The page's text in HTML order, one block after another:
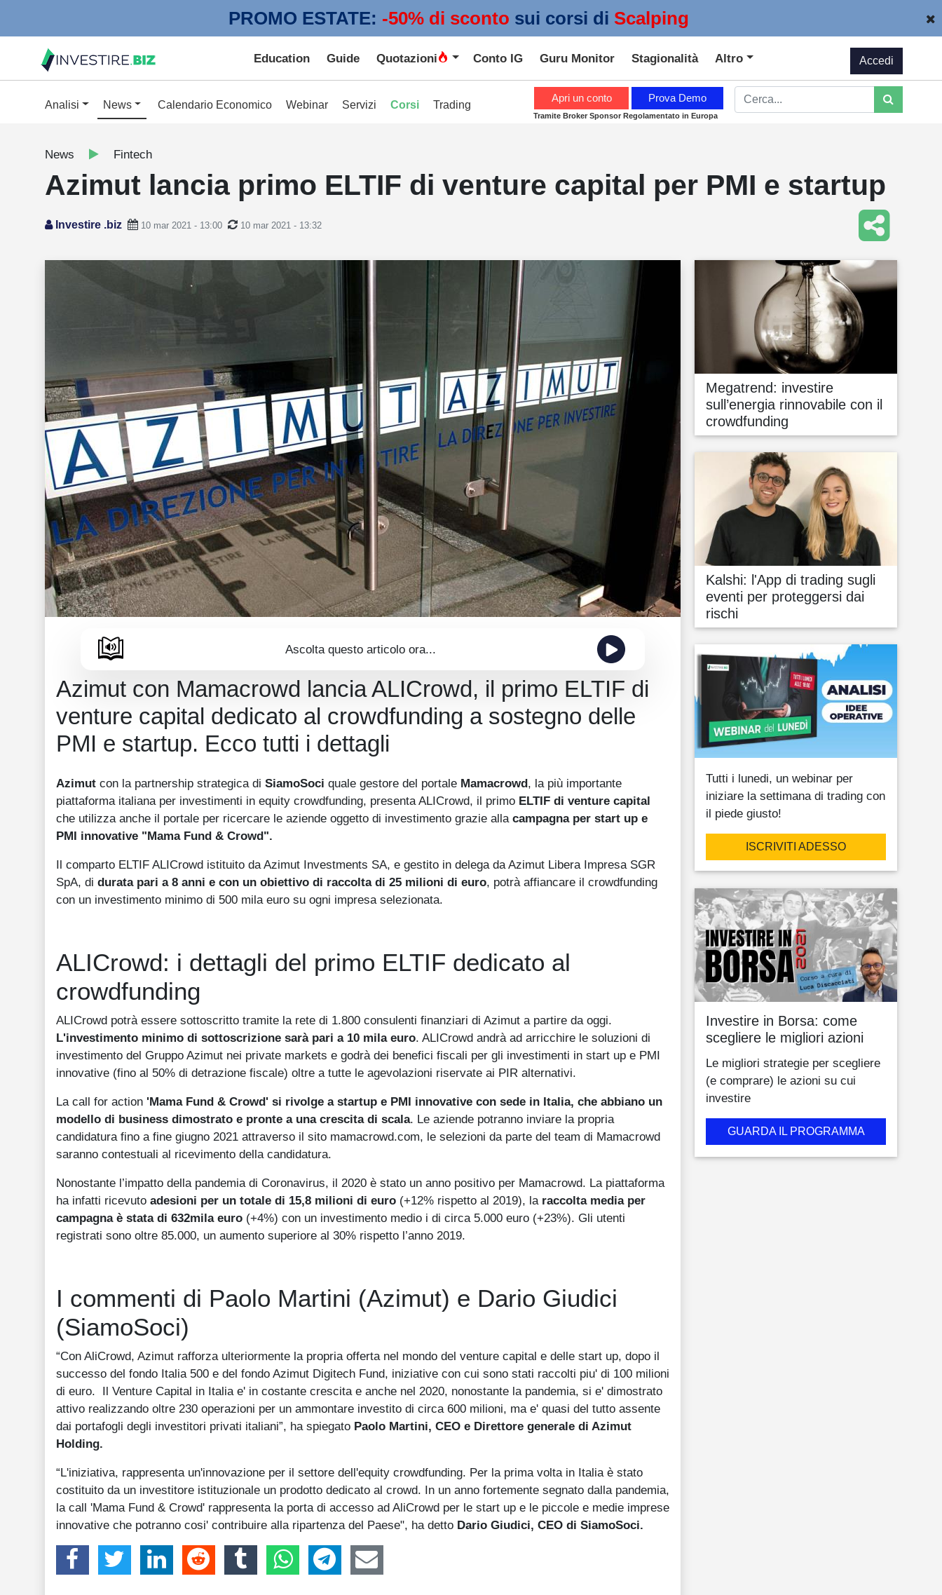
PROMO ESTATE: -50% di sconto sui corsi di Scalping
Education Guide Quotazioni Conto IG Guru Monitor Stagionalità Altro Accedi
Analisi News Calendario Economico Webinar Servizi Corsi Trading
Apri un conto Prova Demo
Tramite Broker Sponsor Regolamentato in Europa
News Fintech
Azimut lancia primo ELTIF di venture capital per PMI e startup
Investire .biz 10 mar 2021 - 13:00 10 mar 2021 - 13:32
Ascolta questo articolo ora...
Azimut con Mamacrowd lancia ALICrowd, il primo ELTIF di
venture capital dedicato al crowdfunding a sostegno delle
PMI e startup. Ecco tutti i dettagli
Azimut con la partnership strategica di SiamoSoci quale gestore del portale Mamacrowd, la più importante
piattaforma italiana per investimenti in equity crowdfunding, presenta ALICrowd, il primo ELTIF di venture capital
che utilizza anche il portale per ricercare le aziende oggetto di investimento grazie alla campagna per start up e
PMI innovative "Mama Fund & Crowd".
Il comparto ELTIF ALICrowd istituito da Azimut Investments SA, e gestito in delega da Azimut Libera Impresa SGR
SpA, di durata pari a 8 anni e con un obiettivo di raccolta di 25 milioni di euro, potrà affiancare il crowdfunding
con un investimento minimo di 500 mila euro su ogni impresa selezionata.
ALICrowd: i dettagli del primo ELTIF dedicato al
crowdfunding
ALICrowd potrà essere sottoscritto tramite la rete di 1.800 consulenti finanziari di Azimut a partire da oggi.
L'investimento minimo di sottoscrizione sarà pari a 10 mila euro. ALICrowd andrà ad arricchire le soluzioni di
investimento del Gruppo Azimut nei private markets e godrà dei benefici fiscali per gli investimenti in start up e PMI
innovative (fino al 50% di detrazione fiscale) oltre a tutte le agevolazioni riservate ai PIR alternativi.
La call for action 'Mama Fund & Crowd' si rivolge a startup e PMI innovative con sede in Italia, che abbiano un
modello di business dimostrato e pronte a una crescita di scala. Le aziende potranno inviare la propria
candidatura fino a fine giugno 2021 attraverso il sito mamacrowd.com, le selezioni da parte del team di Mamacrowd
saranno contestuali al ricevimento della candidatura.
Nonostante l’impatto della pandemia di Coronavirus, il 2020 è stato un anno positivo per Mamacrowd. La piattaforma
ha infatti ricevuto adesioni per un totale di 15,8 milioni di euro (+12% rispetto al 2019), la raccolta media per
campagna è stata di 632mila euro (+4%) con un investimento medio i di circa 5.000 euro (+23%). Gli utenti
registrati sono oltre 85.000, un aumento superiore al 30% rispetto l’anno 2019.
I commenti di Paolo Martini (Azimut) e Dario Giudici
(SiamoSoci)
“Con AliCrowd, Azimut rafforza ulteriormente la propria offerta nel mondo del venture capital e delle start up, dopo il
successo del fondo Italia 500 e del fondo Azimut Digitech Fund, iniziative con cui sono stati raccolti piu' di 100 milioni
di euro. Il Venture Capital in Italia e' in costante crescita e anche nel 2020, nonostante la pandemia, si e' dimostrato
attivo realizzando oltre 230 operazioni per un ammontare investito di circa 600 milioni, ma e' quasi del tutto assente
dai portafogli degli investitori privati italiani”, ha spiegato Paolo Martini, CEO e Direttore generale di Azimut
Holding.
“L'iniziativa, rappresenta un'innovazione per il settore dell'equity crowdfunding. Per la prima volta in Italia è stato
costituito da un investitore istituzionale un prodotto dedicato al crowd. In un anno fortemente segnato dalla pandemia,
la call 'Mama Fund & Crowd' rappresenta la porta di accesso ad AliCrowd per le start up e le piccole e medie imprese
innovative che potranno cosi' contribuire alla ripartenza del Paese", ha detto Dario Giudici, CEO di SiamoSoci.
Megatrend: investire
sull’energia rinnovabile con il
crowdfunding
Kalshi: l'App di trading sugli
eventi per proteggersi dai
rischi
Tutti i lunedi, un webinar per
iniziare la settimana di trading con
il piede giusto!
ISCRIVITI ADESSO
Investire in Borsa: come
scegliere le migliori azioni
Le migliori strategie per scegliere
(e comprare) le azioni su cui
investire
GUARDA IL PROGRAMMA